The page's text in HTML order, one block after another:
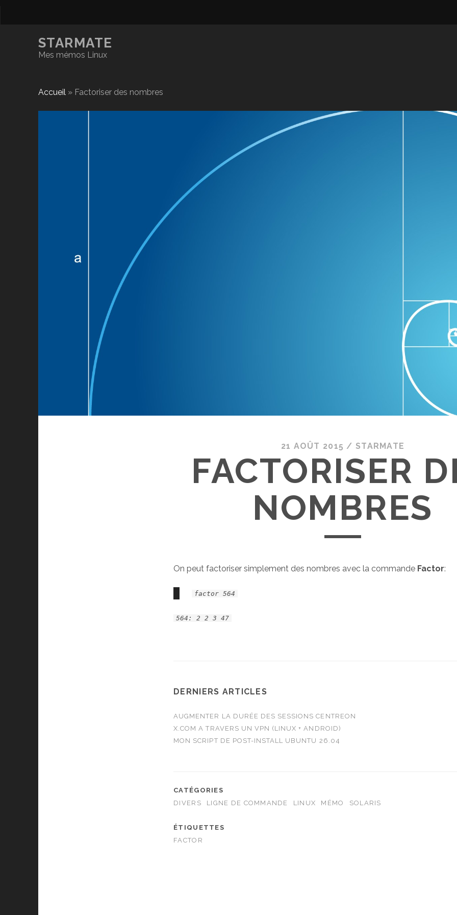
STARMATE
Mes mémos Linux
Accueil» Factoriser des nombres
21 AOÛT 2015 / STARMATE
FACTORISER
NOMBRES
On peut factoriser simplement des nombres avec la commande Factor:
factor 564
564: 2 2 3 47
DERNIERS ARTICLES
AUGMENTER LA DURÉE DES SESSIONS CENTREON
X.COM A TRAVERS UN VPN (LINUX + ANDROID)
MON SCRIPT DE POST-INSTALL UBUNTU 26.04
CATÉGORIES
DIVERS
LIGNE DE COMMANDE LINUX MÉMO SOLARIS
ÉTIQUETTES
FACTOR